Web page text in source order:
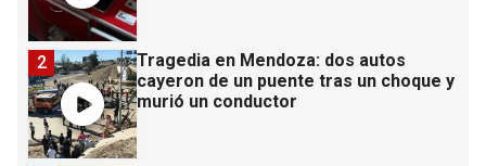
Tragedia en Mendoza: dos autos
cayeron de un puente tras un choque y
murió un conductor
2